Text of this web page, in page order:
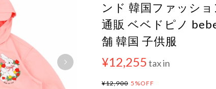
ンド 韓国ファッショ
通販 ベベドピノ
舗 韓国 子供服
¥12,255tax in
¥12,900 5%OFF